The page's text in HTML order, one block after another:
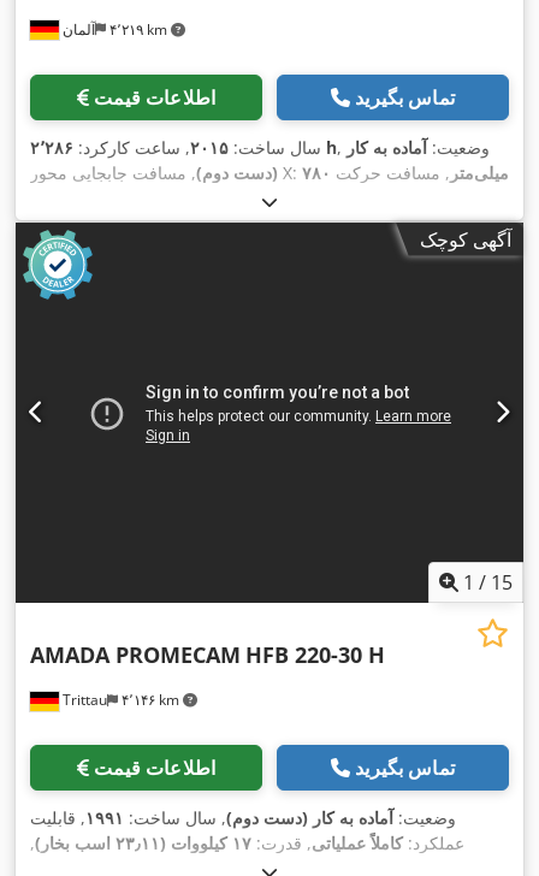
آلمان ۴٬۲۱۹ km
اطلاعات قیمت تماس بگیرید
سال ساخت: ۲۰۱۵, ساعت کارکرد: ۲٬۲۸۶ h , وضعیت:آماده به کار
(دست دوم) , مسافت جابجایی محور X: ۷۸۰ میلی‌متر , مسافت حرکت
۴۵۰ میلی‌متر
Series 32i-MODEL B
, وزن کل:۵٬۰۰۰ کیلوگرم
, توان موتور
اسپیندل:۷٬۵۰۰ وات , عرض میز:۴۰۰
, تعداد محور: ۳
آگهی کوچک
1 / 15
Trittau ۴٬۱۴۶ km
AMADA PROMECAM HFB 220-30 H
اطلاعات قیمت تماس بگیرید
وضعیت:آماده به کار (دست دوم), سال ساخت: ۱۹۹۱, قابلیت
عملکرد:کاملاً عملیاتی, قدرت: ۱۷ کیلووات (۲۳٫۱۱ اسب بخار)
,